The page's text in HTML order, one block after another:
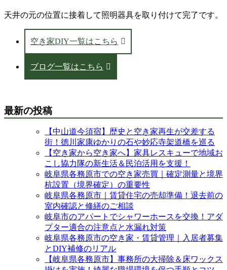
天井の元の位置に接着して照明器具を取り付けて完了です。
空き家DIY一覧はこちら
ブログ一覧はこちら
最新の投稿
【中山道今須宿】歴史と空き家再生が交差する
街！徳川家康ゆかりの石や妙応寺架道橋を巡る
【空き家から空き家へ】家具レスキューで地域お
こし協力隊の新生活＆民泊活用を支援！
岐阜県各務原市での空き家売買｜確定測量と境界
杭設置（境界確定）の重要性
岐阜県各務原市｜賃貸住宅の売却準備！退去前の
室内確認と修繕のご相談
岐阜市のアパートでシャワーホースを交換！アダ
プター適合の注意点と水漏れ対策
岐阜県各務原市の空き家・賃貸管理｜入居者募集
とDIY補修のリアル
【岐阜県各務原市】事務所の大掃除＆床ワックス